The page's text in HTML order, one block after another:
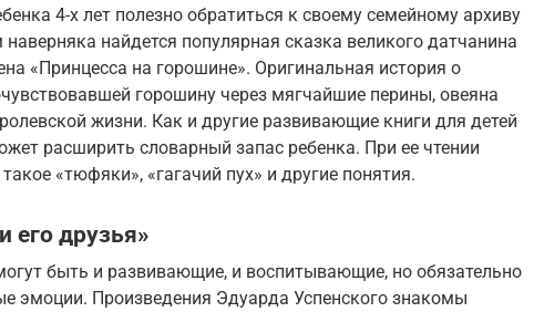
4-х лет полезно обратиться к своему семейному архиву
найдется популярная сказка великого датчанина
«Принцесса на горошине». Оригинальная история о
горошину через мягчайшие перины, овеяна
жизни. Как и другие развивающие книги для детей
расширить словарный запас ребенка. При ее чтении
«тюфяки», «гагачий пух» и другие понятия.
его друзья»
быть и развивающие, и воспитывающие, но обязательно
эмоции. Произведения Эдуарда Успенского знакомы